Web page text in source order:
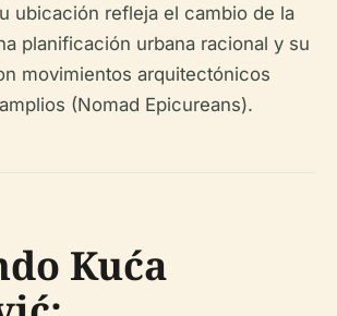
ubicación refleja el cambio de la
planificación urbana racional y su
movimientos arquitectónicos
(Nomad Epicureans).
Kuća